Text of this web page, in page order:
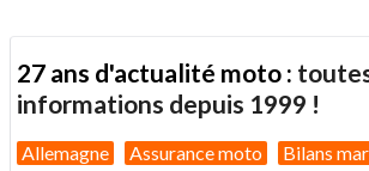
27 ans d'actualité moto :
informations depuis 1999 !
Allemagne Assurance moto Bilans